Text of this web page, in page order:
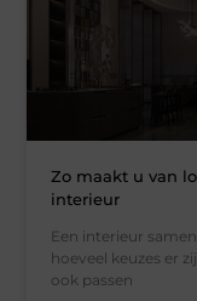
Zo maakt u van
interieur
Een interieur
hoeveel keuzes er
ook passen